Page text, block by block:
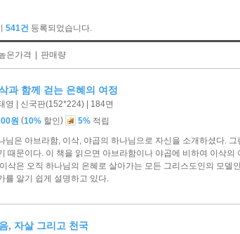
541건 등록되었습니다.
은가격 판매량
과 함께 걷는 은혜의 여정
영 | 신국판(152*224) | 184면
원 (10% 할인) 5% 적립
님은 아브라함, 이삭, 야곱의 하나님으로 자신을 소개하셨다.
때문이다. 이 책을 읽으면 아브라함이나 야곱에 비하여 이삭
삭은 오직 하나님의 은혜로 살아가는 모든 그리스도인의 모델
를 알기 쉽게 설명하고 있다.
, 자살 그리고 천국